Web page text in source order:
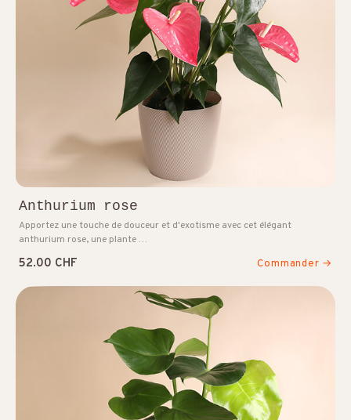
Anthurium rose
Apportez une touche de douceur et d'exotisme avec cet élégant
anthurium rose, une plante …
52.00 CHF Commander →